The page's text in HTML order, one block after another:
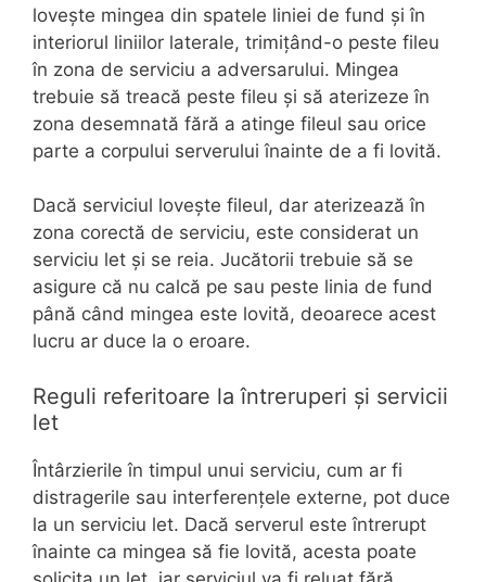
lovește mingea din spatele liniei de fund și în
interiorul liniilor laterale, trimițând-o peste fileu
în zona de serviciu a adversarului. Mingea
trebuie să treacă peste fileu și să aterizeze în
zona desemnată fără a atinge fileul sau orice
parte a corpului serverului înainte de a fi lovită.
Dacă serviciul lovește fileul, dar aterizează în
zona corectă de serviciu, este considerat un
serviciu let și se reia. Jucătorii trebuie să se
asigure că nu calcă pe sau peste linia de fund
până când mingea este lovită, deoarece acest
lucru ar duce la o eroare.
Reguli referitoare la întreruperi și servicii
let
Întârzierile în timpul unui serviciu, cum ar fi
distragerile sau interferențele externe, pot duce
la un serviciu let. Dacă serverul este întrerupt
înainte ca mingea să fie lovită, acesta poate